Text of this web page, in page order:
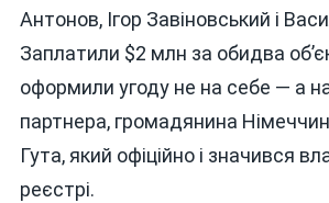
Антонов, Ігор Завіновський і
Заплатили $2 млн за обидва
оформили угоду не на себе — а
партнера, громадянина
Гута, який офіційно і значився
реєстрі.